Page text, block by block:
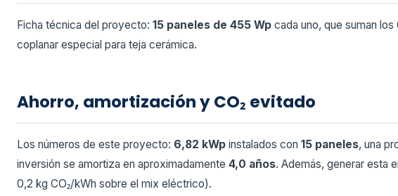
Ficha técnica del proyecto: 15 paneles de 455 Wp cada uno, que suman
coplanar especial para teja cerámica.
Ahorro, amortización y CO₂ evitado
Los números de este proyecto: 6,82 kWp instalados con 15 paneles, una
inversión se amortiza en aproximadamente 4,0 años. Además, generar esta
0,2 kg CO₂/kWh sobre el mix eléctrico).